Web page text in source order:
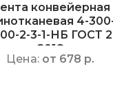
конвейерная
4-
2-3-1-НБ ГОСТ
2018
Цена: от 678 р.